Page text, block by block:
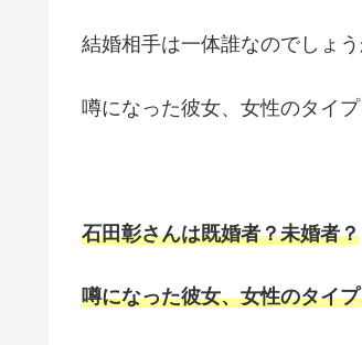
結婚相手は一体誰なのでしょう
噂になった彼女、女性のタイプ
石田彰さんは既婚者？未婚者？
噂になった彼女、女性のタイ